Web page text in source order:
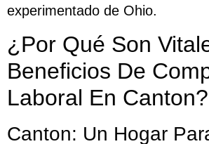
experimentado de Ohio.
¿Por Qué Son
Beneficios De
Laboral En Canton?
Canton: Un Hogar